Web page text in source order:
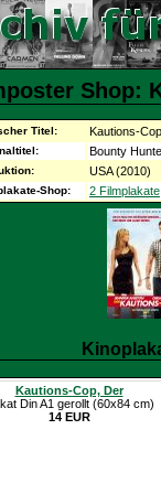
Shop:
Titel: Kautions-
Bounty
USA (2010)
Shop: 2 Filmplakate
Kautions-Cop, Der
Din A1 gerollt (60x84 cm)
14 EUR